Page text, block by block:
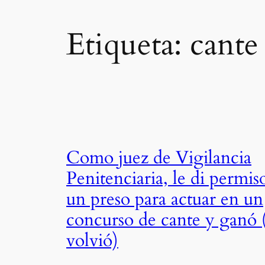
Etiqueta: cante
Como juez de Vigilancia
Penitenciaria, le di
un preso para actuar en un
concurso de cante y ganó
volvió)